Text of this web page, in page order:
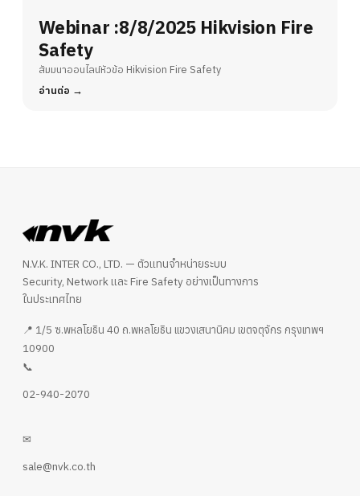
Webinar :8/8/2025 Hikvision Fire
Safety
สัมมนาออนไลน์หัวข้อ Hikvision Fire Safety
อ่านต่อ
N.V.K. INTER CO., LTD. — ตัวแทนจำหน่ายระบบ
Security, Network และ Fire Safety อย่างเป็นทางการ
ในประเทศไทย
📍 1/5 ซ.พหลโยธิน 40 ถ.พหลโยธิน แขวงเสนานิคม เขตจตุจักร กรุงเทพฯ
10900
📞
02-940-2070
✉
sale@nvk.co.th